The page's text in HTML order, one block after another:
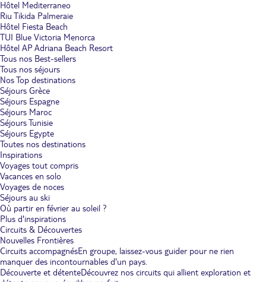
Hôtel Mediterraneo
Riu Tikida Palmeraie
Hôtel Fiesta Beach
TUI Blue Victoria Menorca
Hôtel AP Adriana Beach Resort
Tous nos Best-sellers
Tous nos séjours
Nos Top destinations
Séjours Grèce
Séjours Espagne
Séjours Maroc
Séjours Tunisie
Séjours Egypte
Toutes nos destinations
Inspirations
Voyages tout compris
Vacances en solo
Voyages de noces
Séjours au ski
Où partir en février au soleil ?
Plus d'inspirations
Circuits & Découvertes
Nouvelles Frontières
Circuits accompagnésEn groupe, laissez-vous guider pour ne rien
manquer des incontournables d'un pays.
Découverte et détenteDécouvrez nos circuits qui allient exploration et